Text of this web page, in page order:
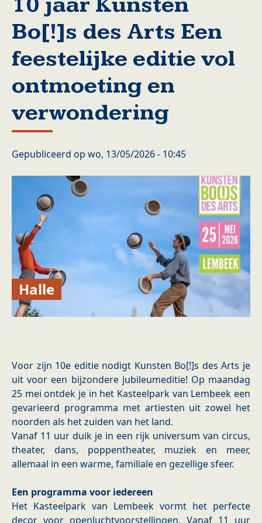
Bo[!]s des Arts Een
feestelijke editie vol
ontmoeting en
verwondering
Gepubliceerd op wo, 13/05/2026 - 10:45
Halle
Voor zijn 10e editie nodigt Kunsten Bo[!]s des Arts je
uit voor een bijzondere jubileumeditie! Op maandag
25 mei ontdek je in het Kasteelpark van Lembeek een
gevarieerd programma met artiesten uit zowel het
noorden als het zuiden van het land.
Vanaf 11 uur duik je in een rijk universum van circus,
theater, dans, poppentheater, muziek en meer,
allemaal in een warme, familiale en gezellige sfeer.
Een programma voor iedereen
Het Kasteelpark van Lembeek vormt het perfecte
decor voor openluchtvoorstellingen. Vanaf 11 uur